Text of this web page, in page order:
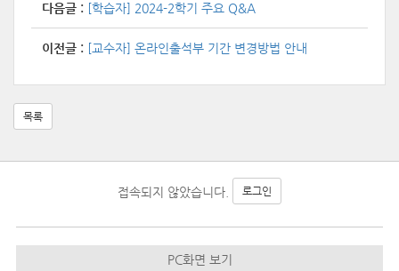
다음글 : [학습자] 2024-2학기 주요 Q&A
이전글 : [교수자] 온라인출석부 기간 변경방법 안내
목록
접속되지 않았습니다. 로그인
PC화면 보기